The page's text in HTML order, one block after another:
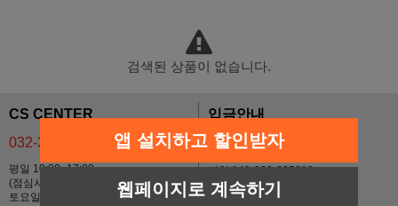
검색된 상품이 없습니다.
CS CENTER
032-324-0744
평일 10:00~17:00
(점심시간 12~13시)
토요일, 일요일 및 공휴일 휴무
입금안내
신한 140-009-665918
국민 591901-01-464696
농협 301-0108-6839-41
앱 설치하고 할인받자
웹페이지로 계속하기